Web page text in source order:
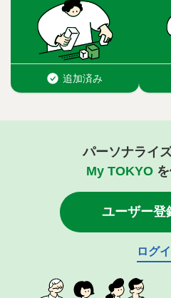
パーソナライ
My TOKYOを
ユーザー登
ログ